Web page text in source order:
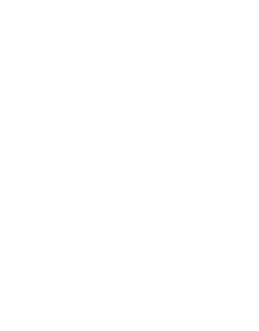
La investigación,
número 1 de Torrox
presentada por un
Las pesquisas se
veintena de
los últimos años.
formulado reparos a
posteriormente
acuerdos de pleno y